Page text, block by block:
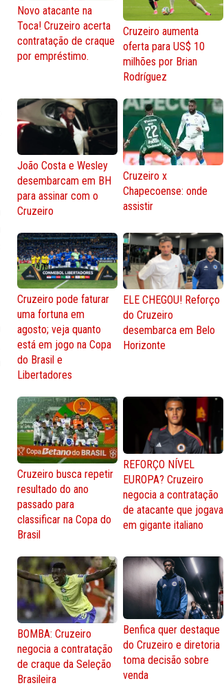
Novo atacante na
Toca! Cruzeiro acerta
contratação de craque
por empréstimo.
Cruzeiro aumenta
oferta para US$ 10
milhões por Brian
Rodríguez
João Costa e Wesley
desembarcam em BH
para assinar com o
Cruzeiro
Cruzeiro x
Chapecoense: onde
assistir
Cruzeiro pode faturar
uma fortuna em
agosto; veja quanto
está em jogo na Copa
do Brasil e
Libertadores
ELE CHEGOU! Reforço
do Cruzeiro
desembarca em Belo
Horizonte
Cruzeiro busca repetir
resultado do ano
passado para
classificar na Copa do
Brasil
REFORÇO NÍVEL
EUROPA? Cruzeiro
negocia a contratação
de atacante que jogava
em gigante italiano
BOMBA: Cruzeiro
negocia a contratação
de craque da Seleção
Brasileira
Benfica quer destaque
do Cruzeiro e diretoria
toma decisão sobre
venda